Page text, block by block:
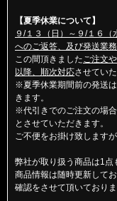
【夏季休業について】
９/１３（日）～９/１６
へのご返答、及び発送業
この間頂きましたご注文
以降、順次対応させてい
※夏季休業期間前の発送
きます。
※代引きでのご注文の場
とさせていただきます。
ご不便をお掛け致します
弊社が取り扱う商品は1点
商品情報は随時更新して
確認をさせて頂いており